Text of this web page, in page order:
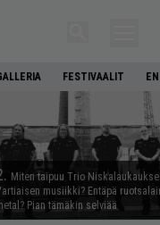
FESTIVAALIT
Miten taipuu Trio
musiikki? Entäpä
Pian tämäkin selviää